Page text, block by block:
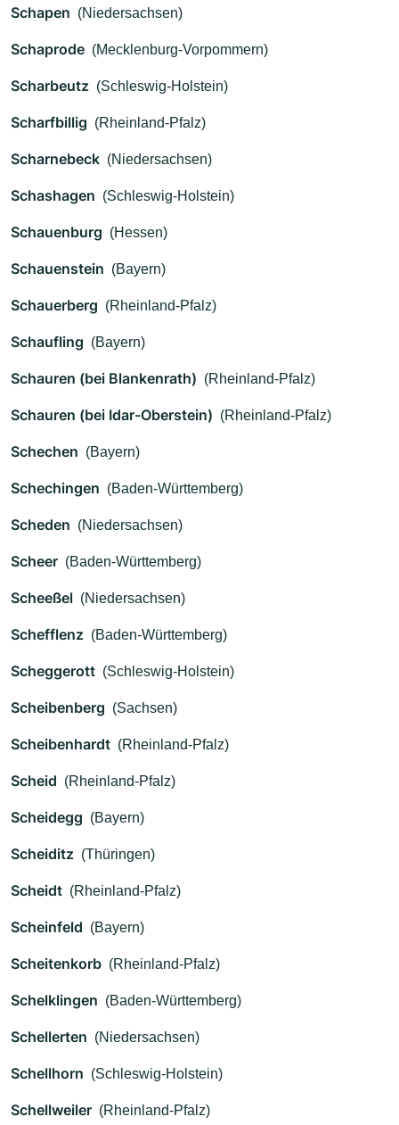
Schapen (Niedersachsen)
Schaprode (Mecklenburg-Vorpommern)
Scharbeutz (Schleswig-Holstein)
Scharfbillig (Rheinland-Pfalz)
Scharnebeck (Niedersachsen)
Schashagen (Schleswig-Holstein)
Schauenburg (Hessen)
Schauenstein (Bayern)
Schauerberg (Rheinland-Pfalz)
Schaufling (Bayern)
Schauren (bei Blankenrath) (Rheinland-Pfalz)
Schauren (bei Idar-Oberstein) (Rheinland-Pfalz)
Schechen (Bayern)
Schechingen (Baden-Württemberg)
Scheden (Niedersachsen)
Scheer (Baden-Württemberg)
Scheeßel (Niedersachsen)
Schefflenz (Baden-Württemberg)
Scheggerott (Schleswig-Holstein)
Scheibenberg (Sachsen)
Scheibenhardt (Rheinland-Pfalz)
Scheid (Rheinland-Pfalz)
Scheidegg (Bayern)
Scheiditz (Thüringen)
Scheidt (Rheinland-Pfalz)
Scheinfeld (Bayern)
Scheitenkorb (Rheinland-Pfalz)
Schelklingen (Baden-Württemberg)
Schellerten (Niedersachsen)
Schellhorn (Schleswig-Holstein)
Schellweiler (Rheinland-Pfalz)